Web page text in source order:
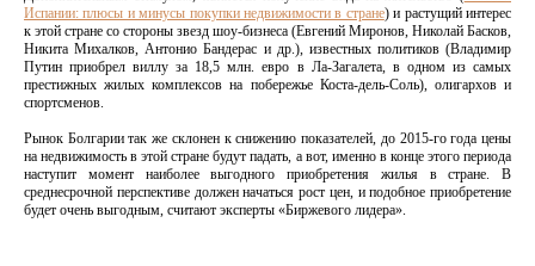
Испании: плюсы и минусы покупки недвижимости в стране) и растущий интерес
к этой стране со стороны звезд шоу-бизнеса (Евгений Миронов, Николай Басков,
Никита Михалков, Антонио Бандерас и др.), известных политиков (Владимир
Путин приобрел виллу за 18,5 млн. евро в Ла-Загалета, в одном из самых
престижных жилых комплексов на побережье Коста-дель-Соль), олигархов и
спортсменов.
Рынок Болгарии так же склонен к снижению показателей, до 2015-го года цены
на недвижимость в этой стране будут падать, а вот, именно в конце этого периода
наступит момент наиболее выгодного приобретения жилья в стране. В
среднесрочной перспективе должен начаться рост цен, и подобное приобретение
будет очень выгодным, считают эксперты «Биржевого лидера».